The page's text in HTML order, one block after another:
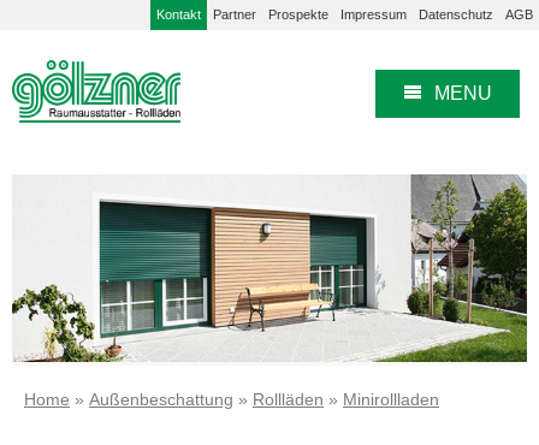
Kontakt Partner Prospekte Impressum Datenschutz AGB
MENU
Home » Außenbeschattung » Rollläden » Minirollladen